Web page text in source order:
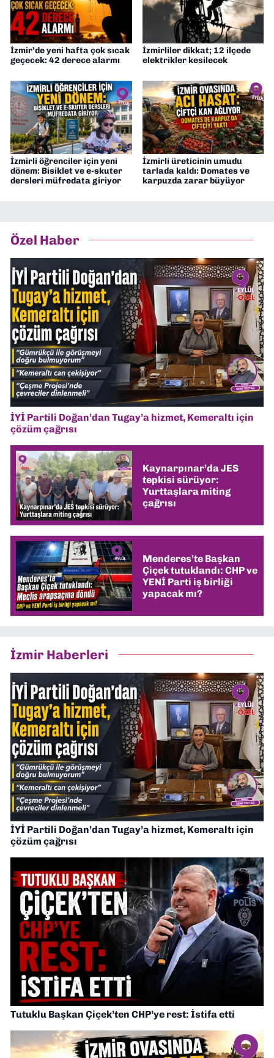
İzmir’de yeni hafta çok sıcak
geçecek: 42 derece alarmı
İzmirliler dikkat; 12 ilçede
elektrikler kesilecek
İzmirli öğrenciler için yeni
dönem: Bisiklet ve e-skuter
dersleri müfredata giriyor
İzmirli üreticinin umudu
tarlada kaldı: Domates ve
karpuzda zarar büyüyor
Özel Haber
İYİ Partili Doğan’dan Tugay’a hizmet, Kemeraltı için
çözüm çağrısı
Kaynarpınar’da JES
tepkisi sürüyor:
Yurttaşlara miting
çağrısı
Menderes’te Başkan
Çiçek tutuklandı: CHP ve
YENİ Parti iş birliği
yapacak mı?
İzmir Haberleri
İYİ Partili Doğan’dan Tugay’a hizmet, Kemeraltı için
çözüm çağrısı
Tutuklu Başkan Çiçek’ten CHP’ye rest: İstifa etti